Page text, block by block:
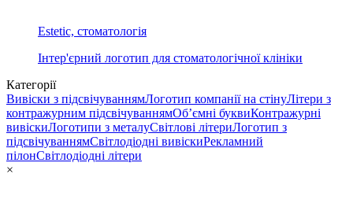
Estetic, стоматологія
Інтер'єрний логотип для стоматологічної клініки
Категорії
Вивіски з підсвічуваннямЛоготип компанії на стінуЛітери з
контражурним підсвічуваннямОб’ємні буквиКонтражурні
вивіскиЛоготипи з металуСвітлові літериЛоготип з
підсвічуваннямСвітлодіодні вивіскиРекламний
пілонСвітлодіодні літери
×